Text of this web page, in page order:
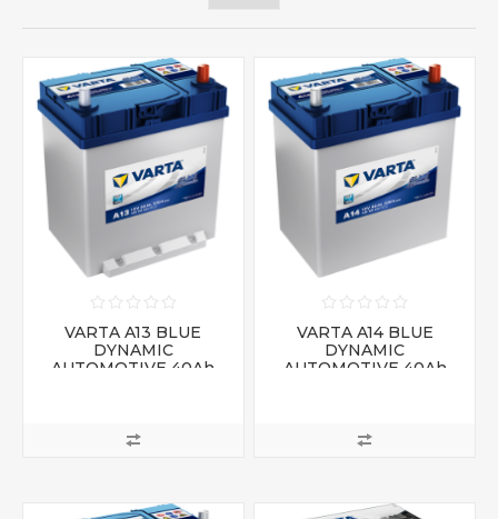
VARTA A13 BLUE
DYNAMIC
AUTOMOTIVE 40Ah
VARTA A14 BLUE
DYNAMIC
AUTOMOTIVE 40Ah